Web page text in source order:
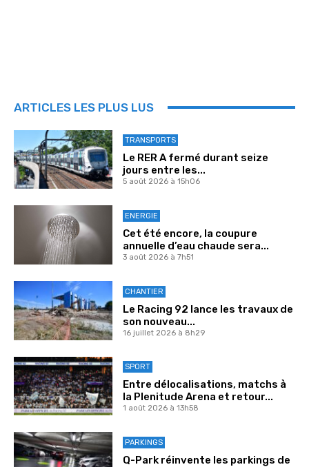
ARTICLES LES PLUS LUS
TRANSPORTS
Le RER A fermé durant seize
jours entre les...
5 août 2026 à 15h06
ENERGIE
Cet été encore, la coupure
annuelle d’eau chaude sera...
3 août 2026 à 7h51
CHANTIER
Le Racing 92 lance les travaux de
son nouveau...
16 juillet 2026 à 8h29
SPORT
Entre délocalisations, matchs à
la Plenitude Arena et retour...
1 août 2026 à 13h58
PARKINGS
Q-Park réinvente les parkings de